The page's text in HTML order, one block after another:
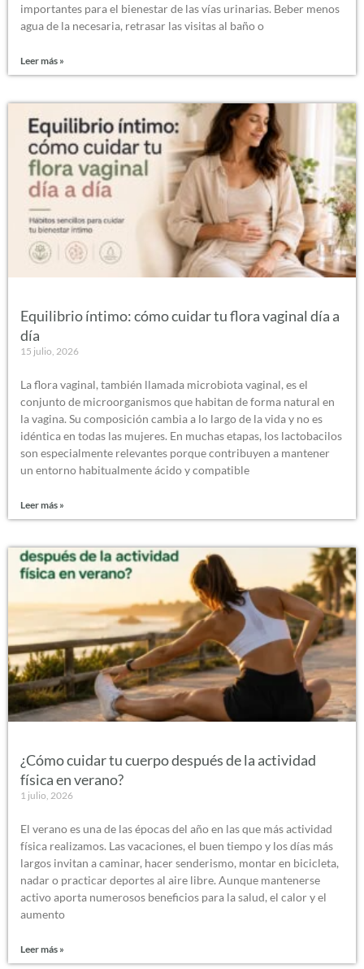
importantes para el bienestar de las vías urinarias. Beber menos
agua de la necesaria, retrasar las visitas al baño o
Leer más »
Equilibrio íntimo: cómo cuidar tu flora vaginal día a
día
15 julio, 2026
La flora vaginal, también llamada microbiota vaginal, es el
conjunto de microorganismos que habitan de forma natural en
la vagina. Su composición cambia a lo largo de la vida y no es
idéntica en todas las mujeres. En muchas etapas, los lactobacilos
son especialmente relevantes porque contribuyen a mantener
un entorno habitualmente ácido y compatible
Leer más »
¿Cómo cuidar tu cuerpo después de la actividad
física en verano?
1 julio, 2026
El verano es una de las épocas del año en las que más actividad
física realizamos. Las vacaciones, el buen tiempo y los días más
largos invitan a caminar, hacer senderismo, montar en bicicleta,
nadar o practicar deportes al aire libre. Aunque mantenerse
activo aporta numerosos beneficios para la salud, el calor y el
aumento
Leer más »